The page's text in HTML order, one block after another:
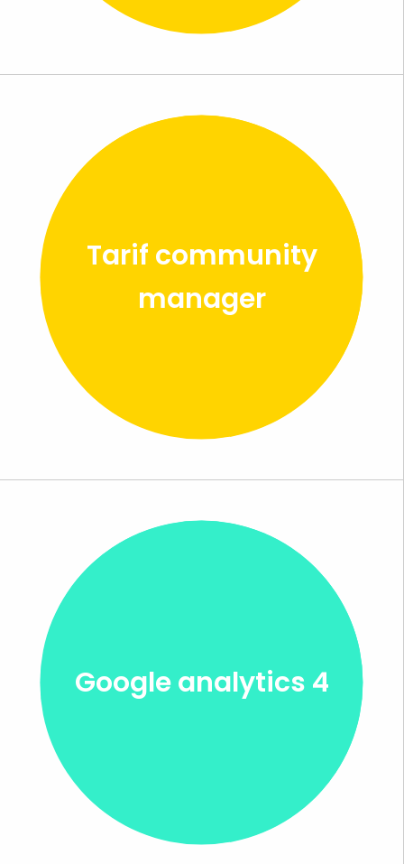
Tarif community
manager
Google analytics 4